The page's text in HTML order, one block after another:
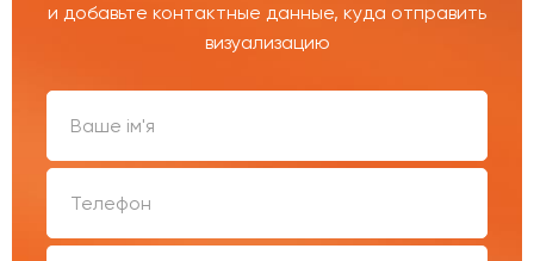
и добавьте контактные данные, куда отправить
визуализацию